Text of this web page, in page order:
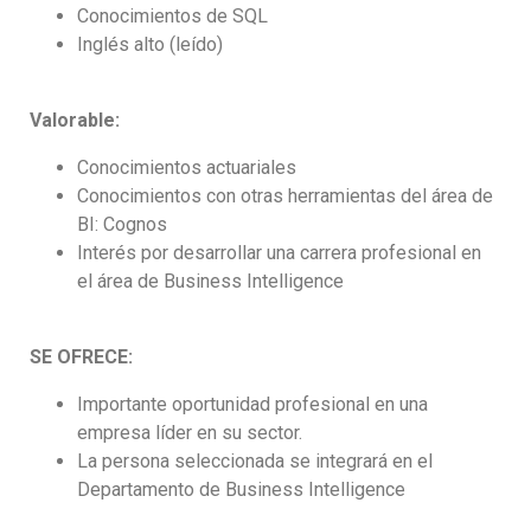
Conocimientos de SQL
Inglés alto (leído)
Valorable:
Conocimientos actuariales
Conocimientos con otras herramientas del área de
BI: Cognos
Interés por desarrollar una carrera profesional en
el área de Business Intelligence
SE OFRECE:
Importante oportunidad profesional en una
empresa líder en su sector.
La persona seleccionada se integrará en el
Departamento de Business Intelligence